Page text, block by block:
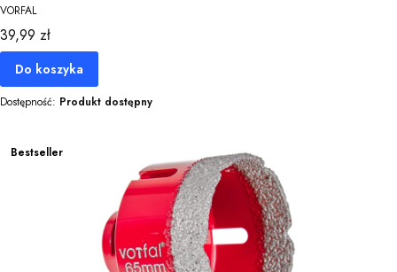
VORFAL
Cena
39,99 zł
Do koszyka
Dostępność: Produkt dostępny
Bestseller